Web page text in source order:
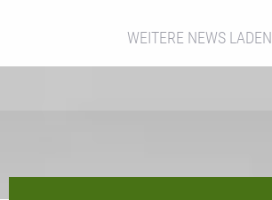
WEITERE NEWS LADEN